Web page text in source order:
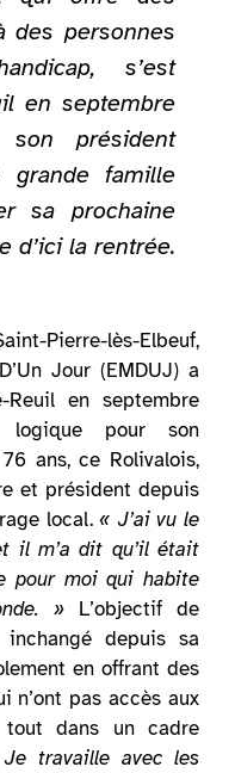
des personnes
s’est
en septembre
président
grande famille
sa prochaine
d’ici la rentrée.
Pierre-lès-Elbeuf,
Jour (EMDUJ) a
en septembre
logique pour son
ans, ce Rolivalois,
et président depuis
local. « J’ai vu le
il m’a dit qu’il était
pour moi qui habite
» L’objectif de
inchangé depuis sa
en offrant des
n’ont pas accès aux
tout dans un cadre
travaille avec les